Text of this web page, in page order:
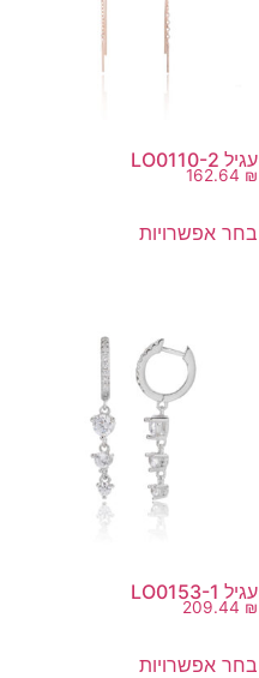
עגיל LO0110-2
162.64 ₪
בחר אפשרויות
עגיל LO0153-1
209.44 ₪
בחר אפשרויות